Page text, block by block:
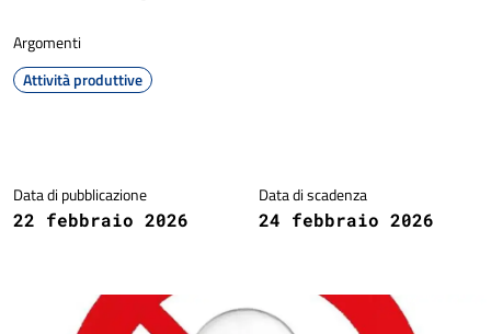
Argomenti
Attività produttive
Data di pubblicazione
22 febbraio 2026
Data di scadenza
24 febbraio 2026